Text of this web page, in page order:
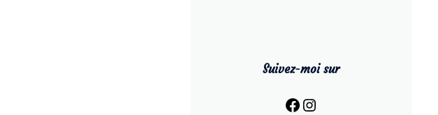
Suivez-moi sur
Facebook
Instagram